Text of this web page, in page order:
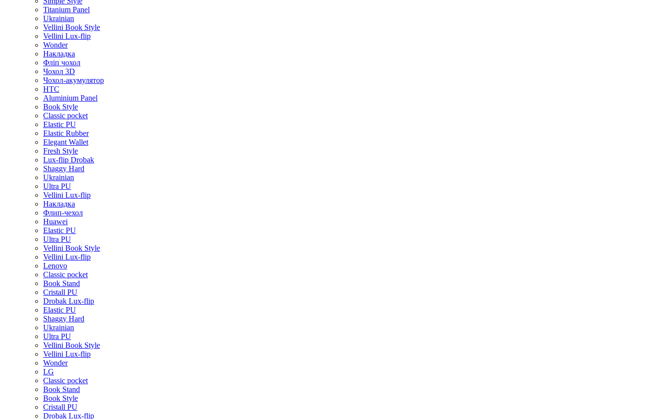
Titanium Panel
Ukrainian
Vellini Book Style
Vellini Lux-flip
Wonder
Накладка
Фліп чохол
Чохол 3D
Чохол-акумулятор
HTC
Aluminium Panel
Book Style
Classic pocket
Elastic PU
Elastic Rubber
Elegant Wallet
Fresh Style
Lux-flip Drobak
Shaggy Hard
Ukrainian
Ultra PU
Vellini Lux-flip
Накладка
Флип-чехол
Huawei
Elastic PU
Ultra PU
Vellini Book Style
Vellini Lux-flip
Lenovo
Classic pocket
Book Stand
Cristall PU
Drobak Lux-flip
Elastic PU
Shaggy Hard
Ukrainian
Ultra PU
Vellini Book Style
Vellini Lux-flip
Wonder
LG
Classic pocket
Book Stand
Book Style
Cristall PU
Drobak Lux-flip